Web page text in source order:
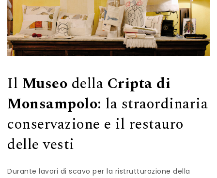
Il Museo della Cripta di
Monsampolo: la straordinaria
conservazione e il restauro
delle vesti
Durante lavori di scavo per la ristrutturazione della